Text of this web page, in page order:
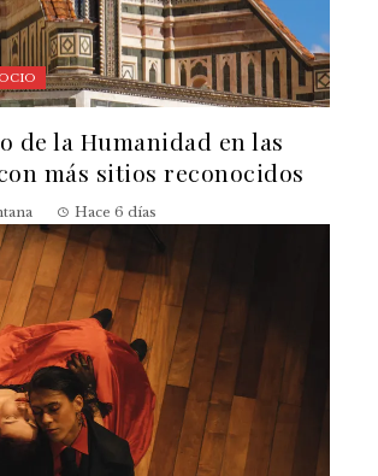
de la Humanidad en las
más sitios reconocidos
Hace 6 días